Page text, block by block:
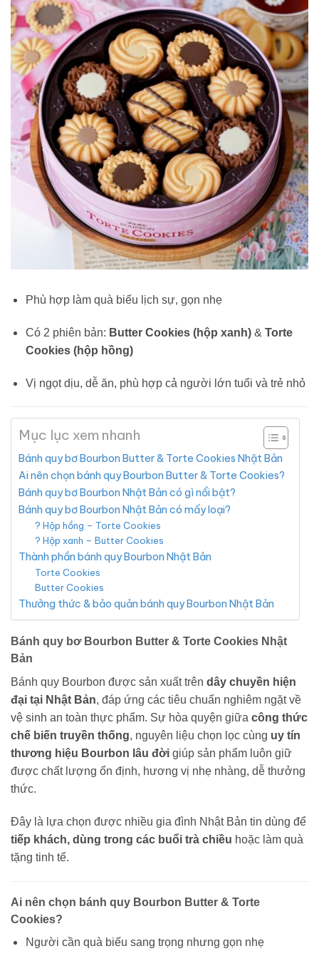
Phù hợp làm quà biếu lịch sự, gọn nhẹ
Có 2 phiên bản: Butter Cookies (hộp xanh)& Torte
Cookies (hộp hồng)
Vị ngọt dịu, dễ ăn, phù hợp cả người lớn tuổi và trẻ nhỏ
Mục lục xem nhanh
Bánh quy bơ Bourbon Butter & Torte Cookies Nhật Bản
Ai nên chọn bánh quy Bourbon Butter & Torte Cookies?
Bánh quy bơ Bourbon Nhật Bản có gì nổi bật?
Bánh quy bơ Bourbon Nhật Bản có mấy loại?
? Hộp hồng – Torte Cookies
? Hộp xanh – Butter Cookies
Thành phần bánh quy Bourbon Nhật Bản
Torte Cookies
Butter Cookies
Thưởng thức & bảo quản bánh quy Bourbon Nhật Bản
Bánh quy bơ Bourbon Butter & Torte Cookies Nhật
Bản
Bánh quy Bourbon được sản xuất trên dây chuyền hiện
đại tại Nhật Bản, đáp ứng các tiêu chuẩn nghiêm ngặt về
vệ sinh an toàn thực phẩm. Sự hòa quyện giữa công thức
chế biến truyền thống, nguyên liệu chọn lọc cùng uy tín
thương hiệu Bourbon lâu đời giúp sản phẩm luôn giữ
được chất lượng ổn định, hương vị nhẹ nhàng, dễ thưởng
thức.
Đây là lựa chọn được nhiều gia đình Nhật Bản tin dùng để
tiếp khách, dùng trong các buổi trà chiều hoặc làm quà
tặng tinh tế.
Ai nên chọn bánh quy Bourbon Butter & Torte
Cookies?
Người cần quà biếu sang trọng nhưng gọn nhẹ